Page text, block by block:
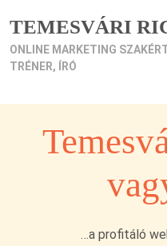
TEMESVÁRI
ONLINE MARKETING
TRÉNER, ÍRÓ
…a profitáló